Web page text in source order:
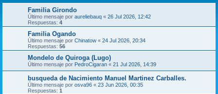
Familia Girondo
Último mensaje por aureliebauq « 26 Jul 2026, 12:42
Respuestas: 4
Familia Ogando
Último mensaje por Chinatow « 24 Jul 2026, 20:34
Respuestas: 56
Mondelo de Quiroga (Lugo)
Último mensaje por PedroCigaran « 21 Jul 2026, 14:39
busqueda de Nacimiento Manuel Martinez Carballes.
Último mensaje por osva96 « 23 Jun 2026, 00:35
Respuestas: 1